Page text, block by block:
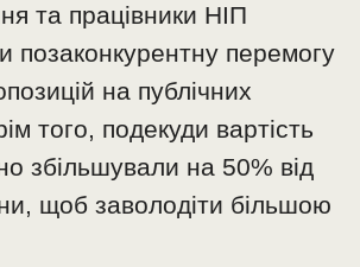
та працівники НІП
позаконкурентну перемогу
на публічних
того, подекуди вартість
збільшували на 50% від
щоб заволодіти більшою